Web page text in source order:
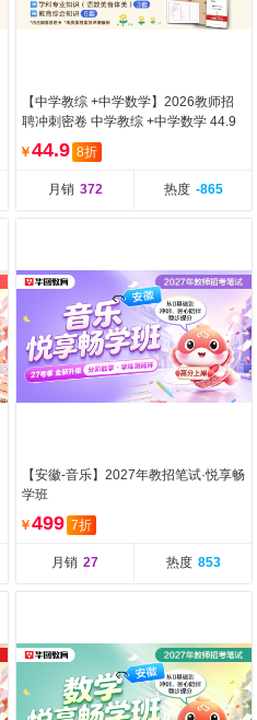
【中学教综 +中学数学】2026教师招
聘冲刺密卷 中学教综 +中学数学 44.9
￥44.9 8折
月销 372 热度 -865
【安徽-音乐】2027年教招笔试·悦享畅
学班
￥499 7折
月销 27 热度 853